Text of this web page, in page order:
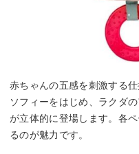
赤ちゃんの五感を刺激する
ソフィーをはじめ、ラクダ
が立体的に登場します。各
るのが魅力です。